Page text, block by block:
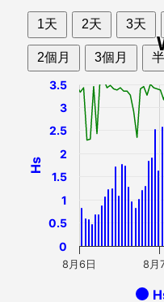
1天 2天 3天
2個月 3個月
Hs
8月6日 8月
0
0.5
1
1.5
2
2.5
3
3.5